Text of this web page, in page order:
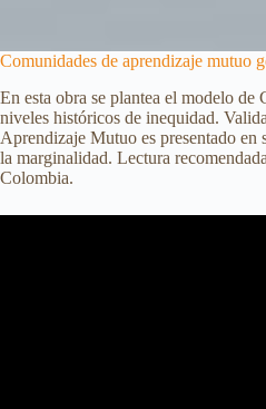
Comunidades de aprendizaje mutuo
En esta obra se plantea el modelo
niveles históricos de inequidad.
Aprendizaje Mutuo es presentado en
la marginalidad. Lectura
Colombia.